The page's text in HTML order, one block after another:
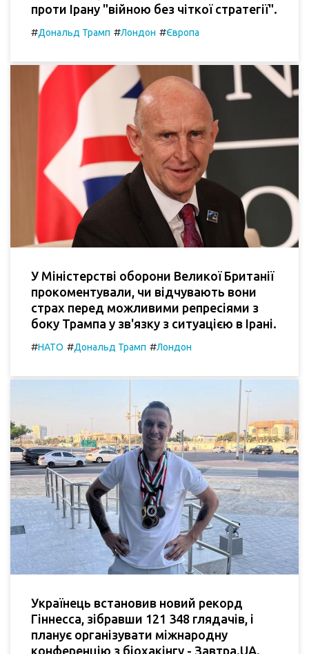
проти Ірану "війною без чіткої стратегії".
#Дональд Трамп #Лондон #Європа
У Міністерстві оборони Великої Британії
прокоментували, чи відчувають вони
страх перед можливими репресіями з
боку Трампа у зв'язку з ситуацією в Ірані.
#НАТО #Дональд Трамп #Лондон
Українець встановив новий рекорд
Гіннесса, зібравши 121 348 глядачів, і
планує організувати міжнародну
конференцію з біохакінгу - Завтра.UA.